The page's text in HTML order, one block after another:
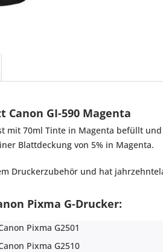
GI-590 Magenta
mit 70ml Tinte in Magenta befüllt und
Blattdeckung von 5% in Magenta.
Druckerzubehör und hat
Pixma G-Drucker:
Pixma G2501
Pixma G2510